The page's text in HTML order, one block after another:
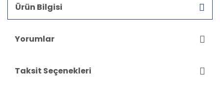
Ürün Bilgisi
Yorumlar
Taksit Seçenekleri